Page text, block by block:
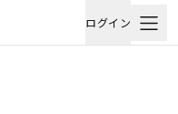
ログイン